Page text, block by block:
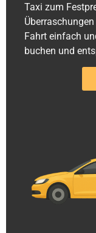
Taxi zum
Fahrt einfach
buchen und